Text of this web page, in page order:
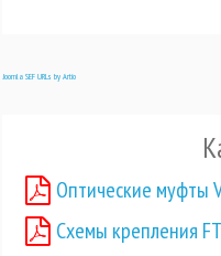
Joomla SEF URLs by Artio
Оптические муфты
Схемы крепления